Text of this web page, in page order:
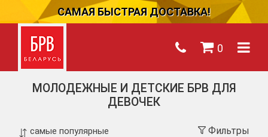
САМАЯ БЫСТРАЯ ДОСТАВКА!
0
МОЛОДЕЖНЫЕ И ДЕТСКИЕ БРВ ДЛЯ
ДЕВОЧЕК
Фильтры